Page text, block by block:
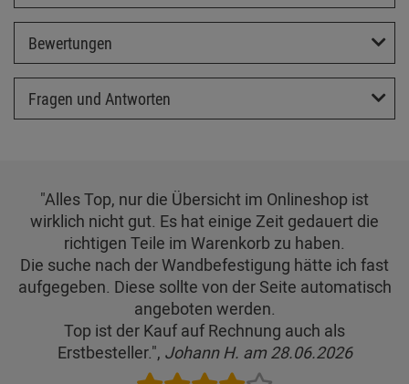
Bewertungen
Fragen und Antworten
"Alles Top, nur die Übersicht im Onlineshop ist
wirklich nicht gut. Es hat einige Zeit gedauert die
richtigen Teile im Warenkorb zu haben.
Die suche nach der Wandbefestigung hätte ich fast
aufgegeben. Diese sollte von der Seite automatisch
angeboten werden.
Top ist der Kauf auf Rechnung auch als
Erstbesteller.", Johann H. am 28.06.2026